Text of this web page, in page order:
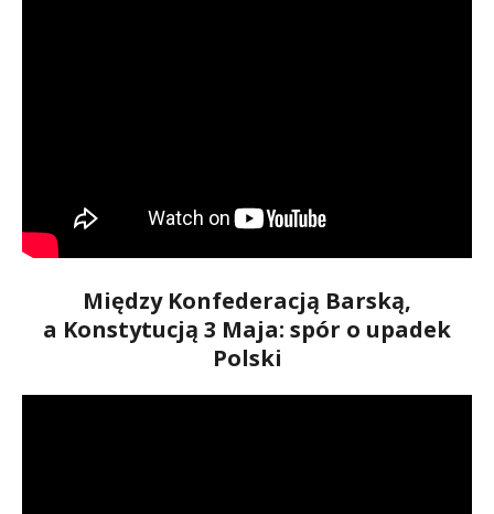
Między Konfederacją Barską,
a Konstytucją 3 Maja: spór o upadek
Polski